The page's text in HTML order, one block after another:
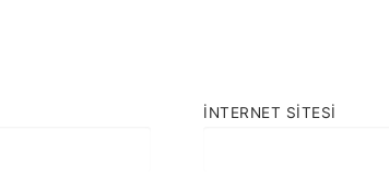
İNTERNET SITESI